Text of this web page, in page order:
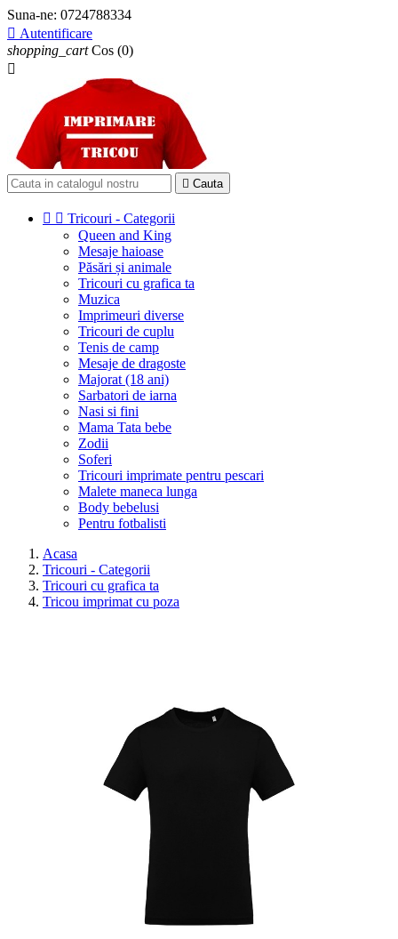
Suna-ne: 0724788334
 Autentificare
shopping_cart Cos (0)

 Cauta
  Tricouri - Categorii
Queen and King
Mesaje haioase
Păsări și animale
Tricouri cu grafica ta
Muzica
Imprimeuri diverse
Tricouri de cuplu
Tenis de camp
Mesaje de dragoste
Majorat (18 ani)
Sarbatori de iarna
Nasi si fini
Mama Tata bebe
Zodii
Soferi
Tricouri imprimate pentru pescari
Malete maneca lunga
Body bebelusi
Pentru fotbalisti
Acasa
Tricouri - Categorii
Tricouri cu grafica ta
Tricou imprimat cu poza